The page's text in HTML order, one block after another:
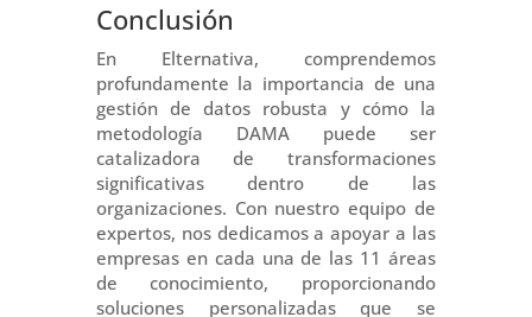
Conclusión
En Elternativa, comprendemos
profundamente la importancia de una
gestión de datos robusta y cómo la
metodología DAMA puede ser
catalizadora de transformaciones
significativas dentro de las
organizaciones. Con nuestro equipo de
expertos, nos dedicamos a apoyar a las
empresas en cada una de las 11 áreas
de conocimiento, proporcionando
soluciones personalizadas que se